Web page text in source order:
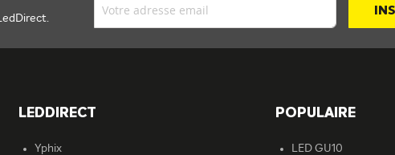
LEDDIRECT
Yphix
POPULAIRE
LED GU10